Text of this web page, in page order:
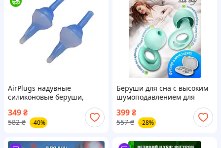
AirPlugs надувные
силиконовые беруши,
349₴
582 ₴ -40%
Беруши для сна с высоким
шумоподавлением для
анатомические с футляром
3 размера SE10 Green
399₴
557 ₴ -28%